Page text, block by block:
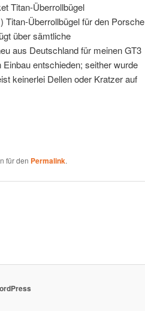
Titan-Überrollbügel
Titan-Überrollbügel für den Porsche
über sämtliche
aus Deutschland für meinen GT3
entschieden; seither wurde
keinerlei Dellen oder Kratzer auf
für den Permalink.